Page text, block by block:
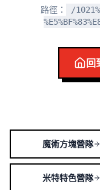
路徑：
/
回
魔術方塊營隊
米特特色營隊